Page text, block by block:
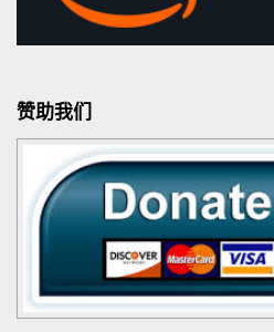
赞助我们